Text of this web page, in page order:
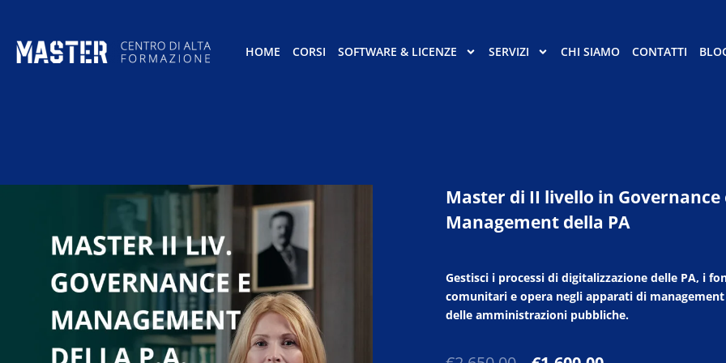
HOME CORSI SOFTWARE & LICENZE SERVIZI CHI SIAMO CONTATTI
Master di II livello in Governance
Management della PA
Gestisci i processi di digitalizzazione delle PA, i
comunitari e opera negli apparati di management
delle amministrazioni pubbliche.